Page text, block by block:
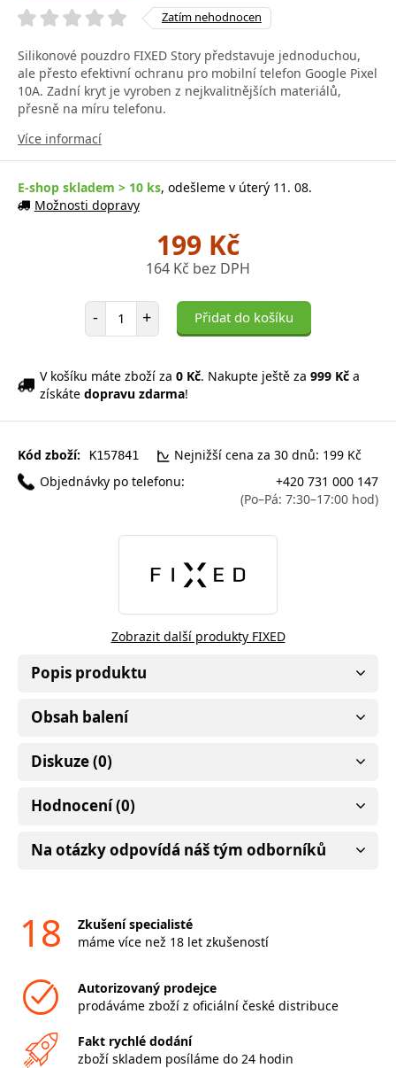
Zatím nehodnocen
Silikonové pouzdro FIXED Story představuje jednoduchou,
ale přesto efektivní ochranu pro mobilní telefon Google Pixel
10A. Zadní kryt je vyroben z nejkvalitnějších materiálů,
přesně na míru telefonu.
Více informací
E-shop skladem > 10 ks, odešleme v úterý 11. 08.
Možnosti dopravy
199 Kč
164 Kč bez DPH
- Počet položek
+ Přidat do košíku
V košíku máte zboží za 0 Kč. Nakupte ještě za 999 Kč a
získáte dopravu zdarma!
Kód zboží: K157841
Nejnižší cena za 30 dnů: 199 Kč
Objednávky po telefonu:
+420 731 000 147
(Po–Pá: 7:30–17:00 hod)
Zobrazit další produkty FIXED
Popis produktu
Obsah balení
Diskuze (0)
Hodnocení (0)
Na otázky odpovídá náš tým odborníků
18
Zkušení specialisté
máme více než 18 let zkušeností
Autorizovaný prodejce
prodáváme zboží z oficiální české distribuce
Fakt rychlé dodání
zboží skladem posíláme do 24 hodin